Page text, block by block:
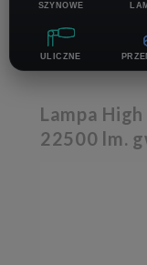
SZYNOWE
ULICZNE
Lampa High Bay UFO 150W 6000K
22500 lm.